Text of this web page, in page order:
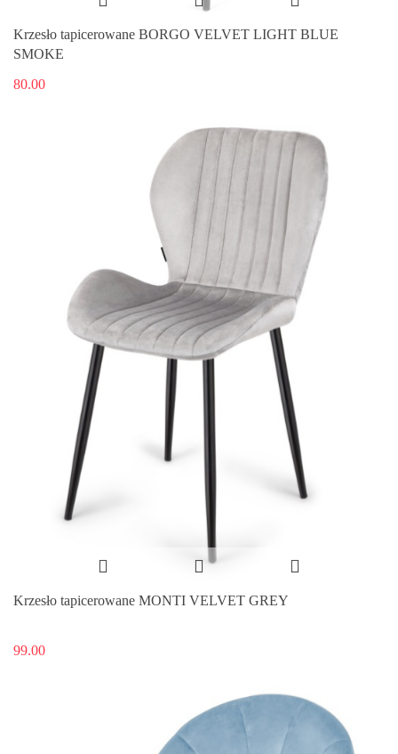
Krzesło tapicerowane BORGO VELVET LIGHT BLUE
SMOKE
80.00
Krzesło tapicerowane MONTI VELVET GREY
99.00